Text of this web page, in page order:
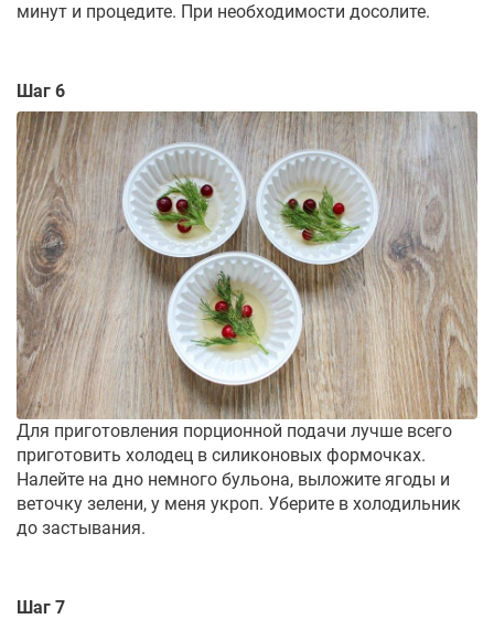
минут и процедите. При необходимости досолите.
Шаг 6
Для приготовления порционной подачи лучше всего
приготовить холодец в силиконовых формочках.
Налейте на дно немного бульона, выложите ягоды и
веточку зелени, у меня укроп. Уберите в холодильник
до застывания.
Шаг 7